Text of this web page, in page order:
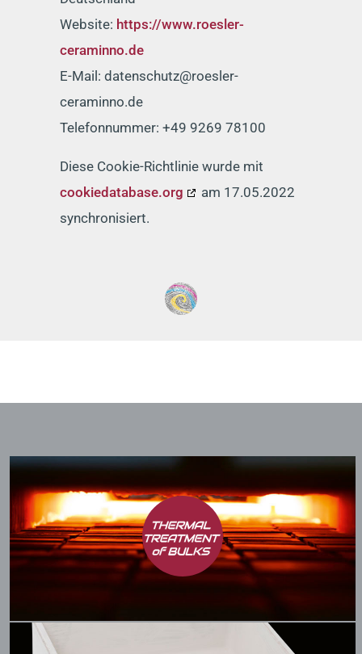
Website: https://www.roesler-
ceraminno.de
E-Mail: datenschutz@roesler-
ceraminno.de
Telefonnummer: +49 9269 78100
Diese Cookie-Richtlinie wurde mit
cookiedatabase.org
am 17.05.2022
synchronisiert.